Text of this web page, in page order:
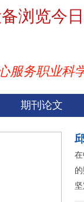
浏览今
服务职业科
期刊论文